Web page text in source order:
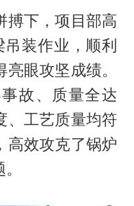
搏下，项目部高
装作业，顺利
眼攻坚成绩。
故、质量全达
、工艺质量均符
高效攻克了锅炉